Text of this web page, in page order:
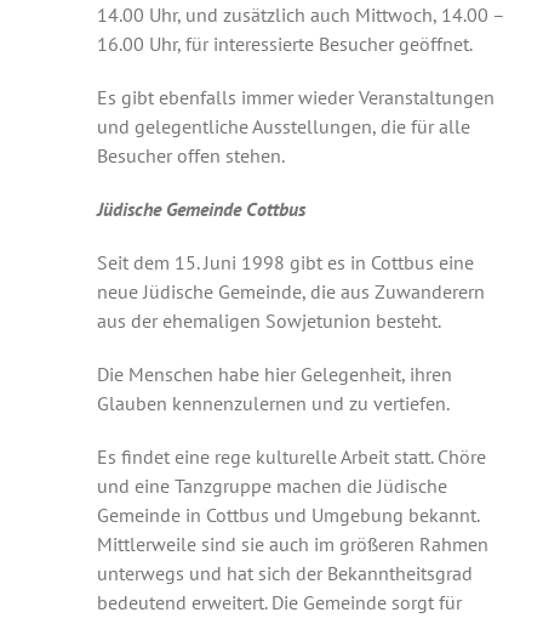
14.00 Uhr, und zusätzlich auch Mittwoch, 14.00 –
16.00 Uhr, für interessierte Besucher geöffnet.
Es gibt ebenfalls immer wieder Veranstaltungen
und gelegentliche Ausstellungen, die für alle
Besucher offen stehen.
Jüdische Gemeinde Cottbus
Seit dem 15. Juni 1998 gibt es in Cottbus eine
neue Jüdische Gemeinde, die aus Zuwanderern
aus der ehemaligen Sowjetunion besteht.
Die Menschen habe hier Gelegenheit, ihren
Glauben kennenzulernen und zu vertiefen.
Es findet eine rege kulturelle Arbeit statt. Chöre
und eine Tanzgruppe machen die Jüdische
Gemeinde in Cottbus und Umgebung bekannt.
Mittlerweile sind sie auch im größeren Rahmen
unterwegs und hat sich der Bekanntheitsgrad
bedeutend erweitert. Die Gemeinde sorgt für